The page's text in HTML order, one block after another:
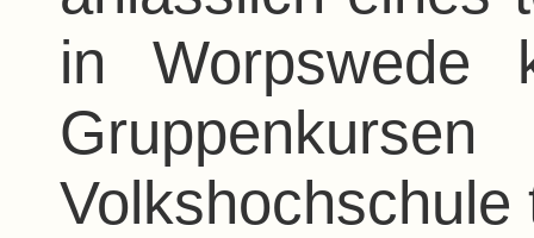
in Worpswede
Volkshochschule